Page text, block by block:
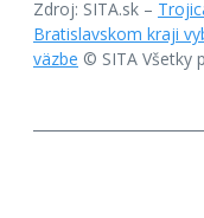
Zdroj: SITA.sk –
Bratislavskom kraji
väzbe © SITA Všetky